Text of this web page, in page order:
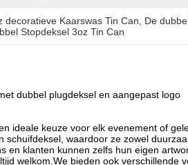
decoratieve Kaarswas Tin Can De
Stopdeksel 3oz Tin Can
dubbel plugdeksel en aangepast logo
ideale keuze voor elk evenement of
schuifdeksel, waardoor ze zowel
en klanten kunnen zelfs hun eigen
welkom.We bieden ook verschillende